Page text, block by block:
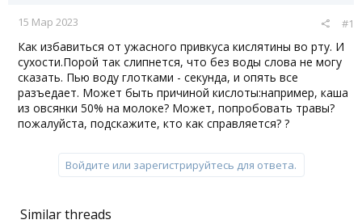
15 Мар 2023 #1
Как избавиться от ужасного привкуса кислятины во рту. И
сухости.Порой так слипнется, что без воды слова не могу
сказать. Пью воду глотками - секунда, и опять все
разъедает. Может быть причиной кислоты:например, каша
из овсянки 50% на молоке? Может, попробовать травы?
пожалуйста, подскажите, кто как справляется? ?
Войдите или зарегистрируйтесь для ответа.
Similar threads